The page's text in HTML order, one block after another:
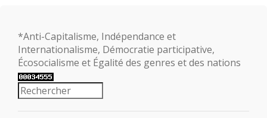
*Anti-Capitalisme, Indépendance et
Internationalisme, Démocratie participative,
Écosocialisme et Égalité des genres et des nations